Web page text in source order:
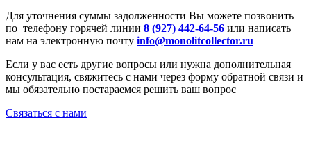
Для уточнения суммы задолженности Вы можете позвонить
по телефону горячей линии 8 (927) 442-64-56 или написать
нам на электронную почту info@monolitcollector.ru
Если у вас есть другие вопросы или нужна дополнительная
консультация, свяжитесь с нами через форму обратной связи и
мы обязательно постараемся решить ваш вопрос
Связаться с нами